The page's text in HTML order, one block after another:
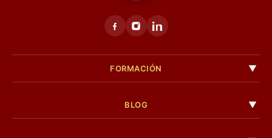
FORMACIÓN
BLOG